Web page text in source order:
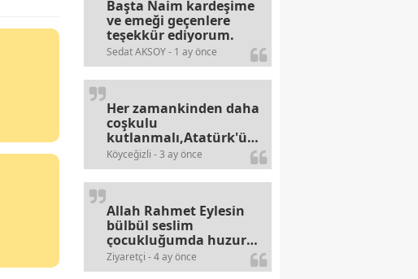
Sedat AKSOY - 1 ay önce
Başta Naim kardeşime
ve emeği geçenlere
teşekkür ediyorum.
Köyceğizli - 3 ay önce
Her zamankinden daha
coşkulu
kutlanmalı,Atatürk'ün
bayramlarına olan
alerjileri bitmez,bahane
arayan illaki bulur.
Ziyaretçi - 4 ay önce
Allah Rahmet Eylesin
bülbül seslim
çocukluğumda huzur
olurdu evimize.
Ablamla bağıra bağıra